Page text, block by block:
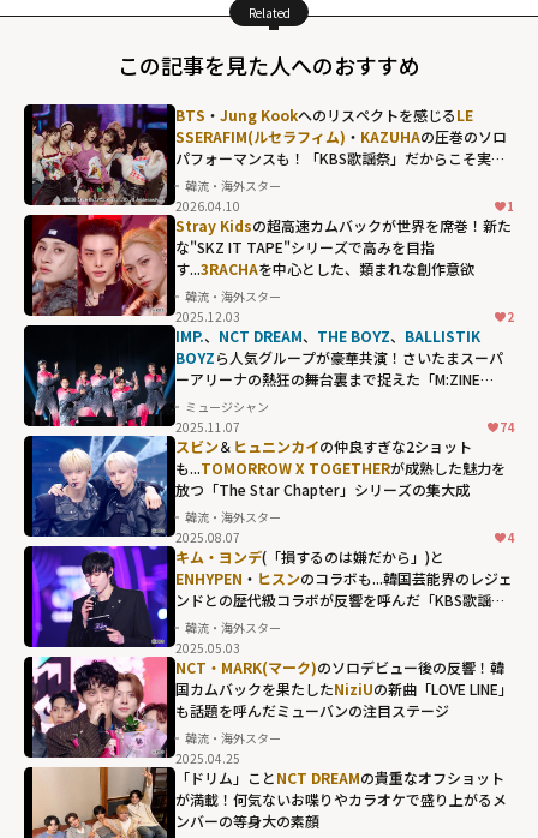
Related
この記事を見た人へのおすすめ
BTS ・ Jung Kookへのリスペクトを感じるLE
SSERAFIM(ルセラフィム) ・ KAZUHAの圧巻のソロ
パフォーマンスも！「KBS歌謡祭」だからこそ実現
した名場面の数々
韓流・海外スター
2026.04.10
1
3RACHAを中心と
した、類まれな
創作意欲"
width="304"
height="203"
loading="lazy"
fetchpriority="h
igh">
Stray Kidsの超高速カムバックが世界を席巻！新た
な"SKZ IT TAPE"シリーズで高みを目指
す...3RACHAを中心とした、類まれな創作意欲
韓流・海外スター
2025.12.03
2
IMP.、 NCT DREAM、 THE BOYZ、 BALLISTIK
BOYZら人気グループが豪華共演！さいたまスーパ
ーアリーナの熱狂の舞台裏まで捉えた「M:ZINE
LIVE」の特別版
ミュージシャン
2025.11.07
74
スビン＆ ヒュニンカイの仲良すぎな2ショット
も...TOMORROW X TOGETHERが成熟した魅力を
放つ「The Star Chapter」シリーズの集大成
韓流・海外スター
2025.08.07
4
キム・ヨンデ(「損するのは嫌だから」)と
ENHYPEN ・ ヒスンのコラボも...韓国芸能界のレジェ
ンドとの歴代級コラボが反響を呼んだ「KBS歌謡
祭」の名場面
韓流・海外スター
2025.05.03
NCT・MARK(マーク)のソロデビュー後の反響！韓
国カムバックを果たしたNiziUの新曲「LOVE LINE」
も話題を呼んだミューバンの注目ステージ
韓流・海外スター
2025.04.25
「ドリム」ことNCT DREAMの貴重なオフショット
が満載！何気ないお喋りやカラオケで盛り上がるメ
ンバーの等身大の素顔